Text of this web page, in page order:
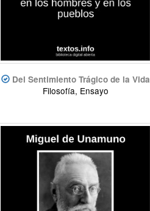
Del Sentimiento Trágico de la Vida
Filosofía, Ensayo